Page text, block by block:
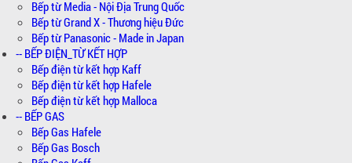
Bếp từ Media - Nội Địa Trung Quốc
Bếp từ Grand X - Thương hiệu Đức
Bếp từ Panasonic - Made in Japan
-- BẾP ĐIỆN_TỪ KẾT HỢP
Bếp điện từ kết hợp Kaff
Bếp điện từ kết hợp Hafele
Bếp điện từ kết hợp Malloca
-- BẾP GAS
Bếp Gas Hafele
Bếp Gas Bosch